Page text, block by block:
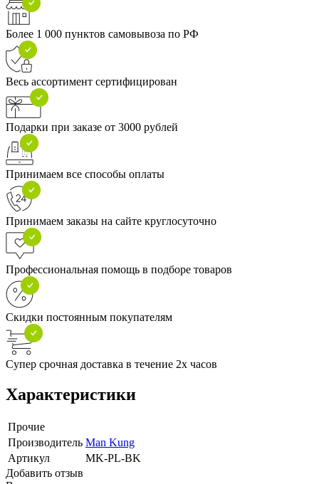
Более 1 000 пунктов самовывоза по РФ
Весь ассортимент сертифицирован
Подарки при заказе от 3000 рублей
Принимаем все способы оплаты
Принимаем заказы на сайте круглосуточно
Профессиональная помощь в подборе товаров
Скидки постоянным покупателям
Супер срочная доставка в течение 2х часов
Характеристики
Прочие
Производитель Man Kung
Артикул
MK-PL-BK
Добавить отзыв